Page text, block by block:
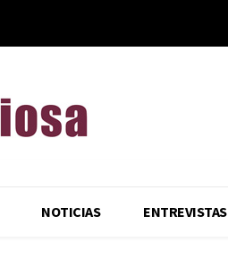
NOTICIAS ENTREVISTAS